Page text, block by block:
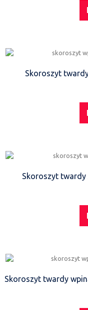
Skoroszyt
Skoroszyt twardy
Skoroszyt twardy